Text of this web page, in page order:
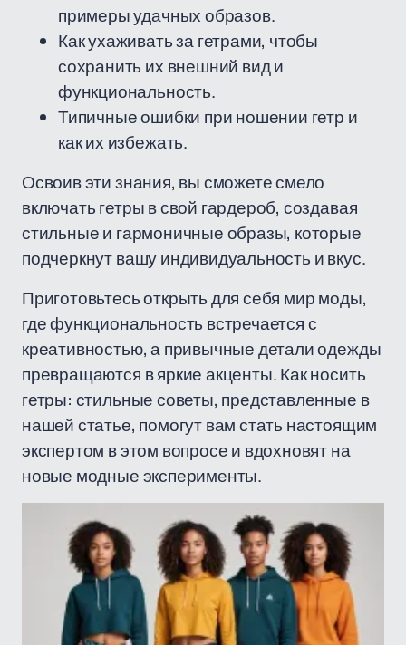
примеры удачных образов.
Как ухаживать за гетрами, чтобы
сохранить их внешний вид и
функциональность.
Типичные ошибки при ношении гетр и
как их избежать.
Освоив эти знания, вы сможете смело
включать гетры в свой гардероб, создавая
стильные и гармоничные образы, которые
подчеркнут вашу индивидуальность и вкус.
Приготовьтесь открыть для себя мир моды,
где функциональность встречается с
креативностью, а привычные детали одежды
превращаются в яркие акценты. Как носить
гетры: стильные советы, представленные в
нашей статье, помогут вам стать настоящим
экспертом в этом вопросе и вдохновят на
новые модные эксперименты.